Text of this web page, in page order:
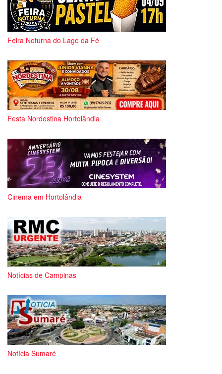
Feira Noturna do Lago da Fé
Festa Nordestina Hortolândia
Cinema em Hortolândia
Notícias de Campinas
Notícia Sumaré